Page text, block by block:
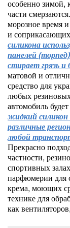
особенно зимой,
части
морозное время
и
силикона
панелей
стирает грязь
матовой и
средство для
любых
автомобиль
жидкий силикон
различные
любой
Прекрасно
частности,
спортивных
парфюмерии для
крема, моющих
технике для
как